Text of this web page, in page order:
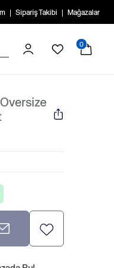
Sipariş Takibi Mağazalar
0